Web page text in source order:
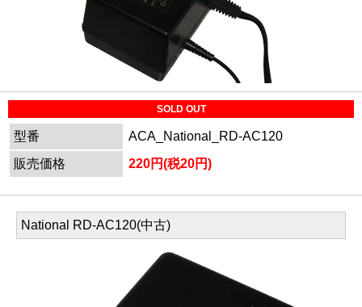
SOLD OUT
型番
ACA_National_RD-AC120
販売価格
220円(税20円)
National RD-AC120(中古)